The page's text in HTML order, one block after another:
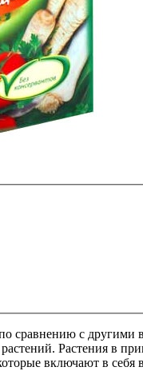
с другими
Растения в
включают в себя